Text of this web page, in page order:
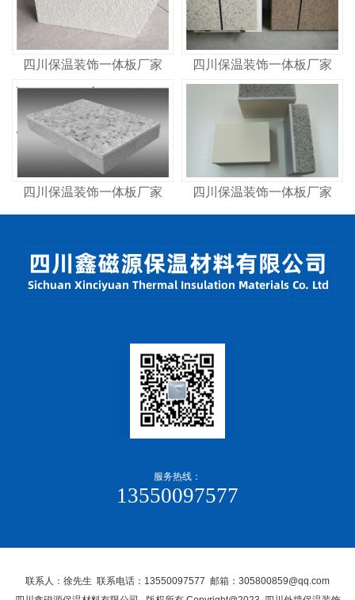
四川保温装饰一体板厂家 四川保温装饰一体板厂家
四川保温装饰一体板厂家 四川保温装饰一体板厂家
服务热线：
13550097577
联系人：徐先生 联系电话：13550097577 邮箱：305800859@qq.com